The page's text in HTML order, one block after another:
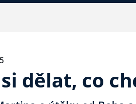
dělat, co